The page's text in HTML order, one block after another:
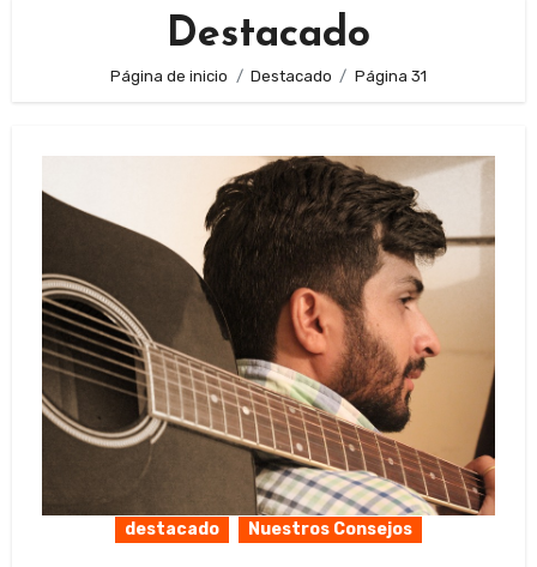
Destacado
Página de inicio Destacado Página 31
destacado Nuestros Consejos